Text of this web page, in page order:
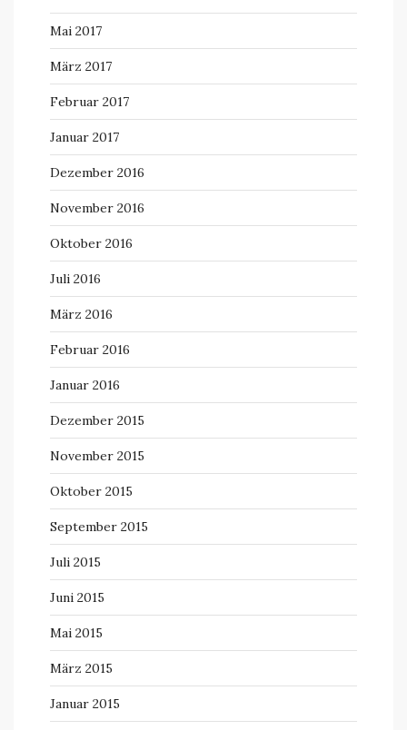
Mai 2017
März 2017
Februar 2017
Januar 2017
Dezember 2016
November 2016
Oktober 2016
Juli 2016
März 2016
Februar 2016
Januar 2016
Dezember 2015
November 2015
Oktober 2015
September 2015
Juli 2015
Juni 2015
Mai 2015
März 2015
Januar 2015